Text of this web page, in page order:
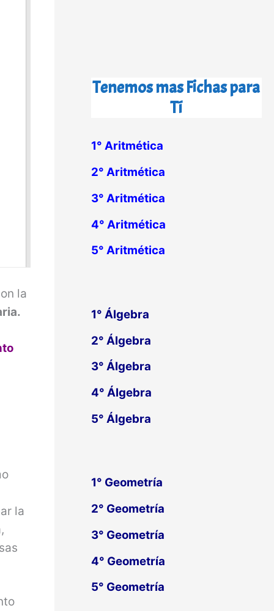
la
la
Tenemos mas Fichas para
Tí
1° Aritmética
2° Aritmética
3° Aritmética
4° Aritmética
5° Aritmética
1° Álgebra
2° Álgebra
3° Álgebra
4° Álgebra
5° Álgebra
1° Geometría
2° Geometría
3° Geometría
4° Geometría
5° Geometría